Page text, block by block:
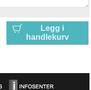
Legg i
handlekurv